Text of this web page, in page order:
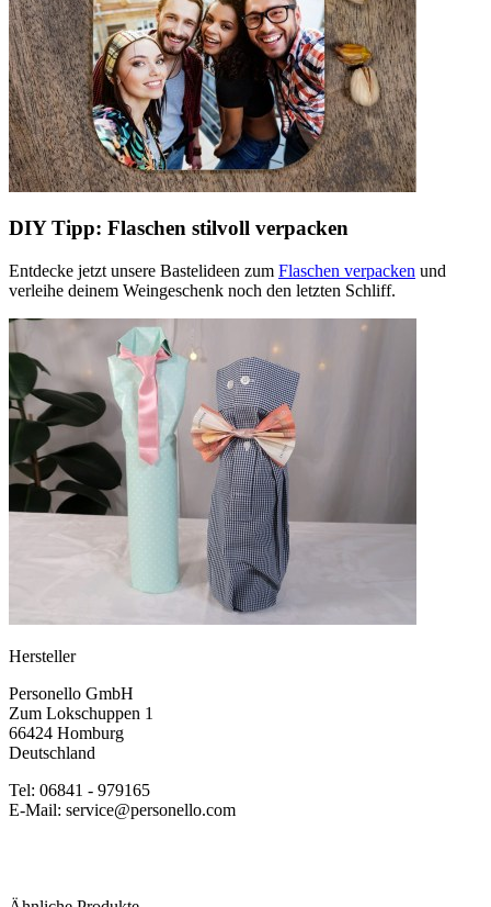
DIY Tipp: Flaschen stilvoll verpacken
Entdecke jetzt unsere Bastelideen zum Flaschen verpacken und
verleihe deinem Weingeschenk noch den letzten Schliff.
Hersteller
Personello GmbH
Zum Lokschuppen 1
66424 Homburg
Deutschland
Tel: 06841 - 979165
E-Mail: service@personello.com